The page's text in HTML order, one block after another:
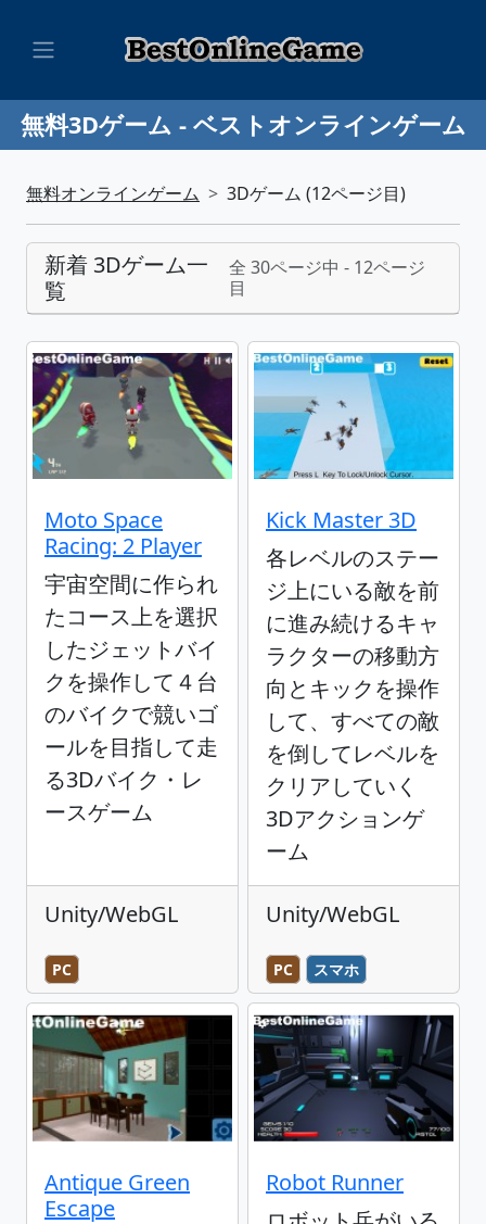
無料3Dゲーム - ベストオンラインゲーム
無料オンラインゲーム 3Dゲーム (12ページ目)
新着 3Dゲーム一
覧
全 30ページ中 - 12ページ
目
Moto Space
Racing: 2 Player
宇宙空間に作られ
たコース上を選択
したジェットバイ
クを操作して４台
のバイクで競いゴ
ールを目指して走
る3Dバイク・レ
ースゲーム
Unity/WebGL
PC
Kick Master 3D
各レベルのステー
ジ上にいる敵を前
に進み続けるキャ
ラクターの移動方
向とキックを操作
して、すべての敵
を倒してレベルを
クリアしていく
3Dアクションゲ
ーム
Unity/WebGL
PC スマホ
Antique Green
Escape
Robot Runner